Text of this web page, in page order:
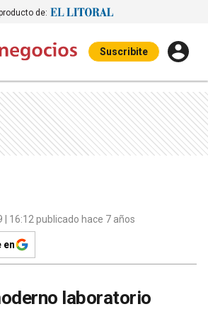
de:
Suscribite
| 16:12 publicado hace 7 años
en
laboratorio